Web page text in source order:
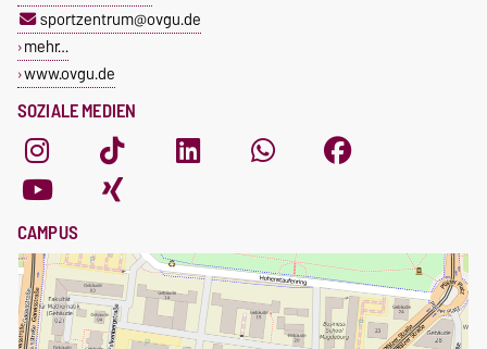
SOZIALE MEDIEN
sportzentrum@ovgu.de
mehr…
www.ovgu.de
CAMPUS